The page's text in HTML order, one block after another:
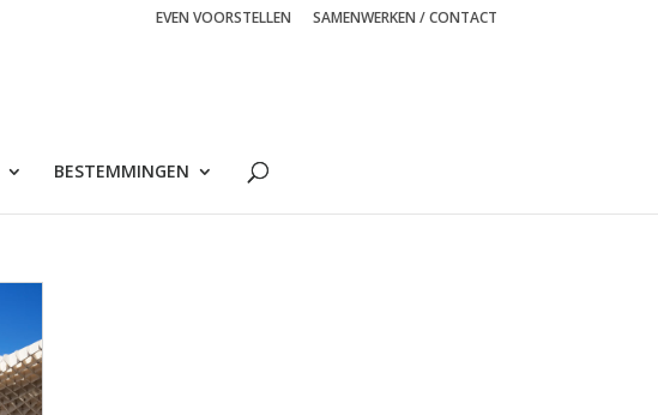
EVEN VOORSTELLEN SAMENWERKEN / CONTACT
BESTEMMINGEN